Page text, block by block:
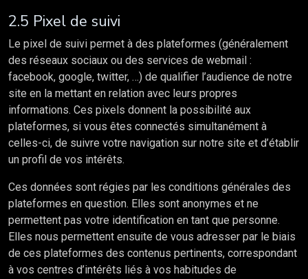
2.5 Pixel de suivi
Le pixel de suivi permet à des plateformes (généralement
des réseaux sociaux ou des services de webmail :
facebook, google, twitter, …) de qualifier l’audience de notre
site en la mettant en relation avec leurs propres
informations. Ces pixels donnent la possibilité aux
plateformes, si vous êtes connectés simultanément à
celles-ci, de suivre votre navigation sur notre site et d’établir
un profil de vos intérêts.
Ces données sont régies par les conditions générales des
plateformes en question. Elles sont anonymes et ne
permettent pas votre identification en tant que personne.
Elles nous permettent ensuite de vous adresser par le biais
de ces plateformes des contenus pertinents, correspondant
à vos centres d’intérêts liés à vos habitudes de